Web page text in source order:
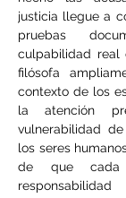
justicia llegue a
pruebas
culpabilidad real
filósofa
contexto de los
la atención
vulnerabilidad
los seres
de que cada